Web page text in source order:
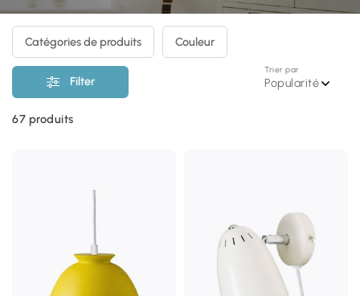
Filter
Catégories de produits Couleur
Trier par
Popularité
67 produits